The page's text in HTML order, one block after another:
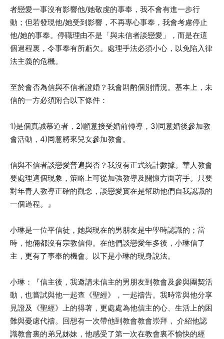
者戀愛一事沒有影響他/她敬虔的事奉，我不會有進一步行
動；但若發現他/她受到影響，不再專心事奉，我會考慮停止
他/她的事奉。停職理由不是「與未信者談戀愛」，而是在這
個過程裏，令事奉有所虧欠。處理手法必須小心，以免陷入律
法主義的危機。
至於會否為信與不信者證婚？我會斟酌個別情況。基本上，未
信的一方必須附合以下條件：
1)是個真誠慕道者，2)願意接受婚前轉導，3)同意婚後參加教
會活動，4)同意將來兒女參加教會。
信與不信者談戀愛普遍與否？我沒有正式統計數據。華人教會
要處理這個現象，策略上可從加強教導及關懷方面著手。只要
對年青人教導正確的觀念，談戀愛實在是幫助他們自我認識的
一個過程。』
小琳是一位平信徒，她與現在的男朋友是中學時認識的；當
時，他倆都沒有宗教信仰。在他們談戀愛年多後，小琳信了
主，更有了事奉的機會。以下是小琳的現身說法。
小琳：『信主後，我邀請未信主的男朋友到教會及參與團契活
動，也嘗試與他一起查《聖經》，一起禱告。我時常與他分享
見證及《聖經》上的得著，更處處為他信主的心、生活上的困
難與憂慮代禱。回想有一次帶他到教會教會崇拜， 介紹他認
識教會裏的弟兄姊妹，他感受了第一次在教會裏不愉快的經